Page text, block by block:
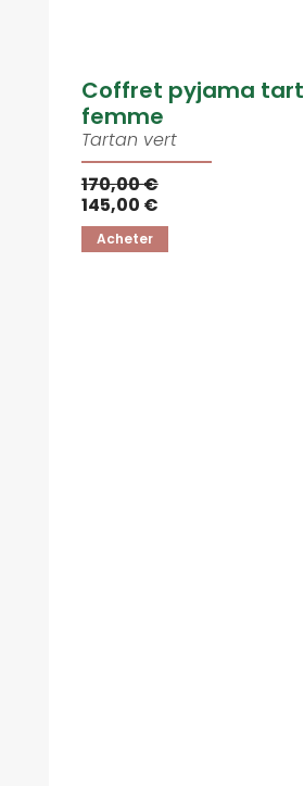
Coffret pyjama
femme
Tartan vert
170,00 €
145,00 €
Acheter